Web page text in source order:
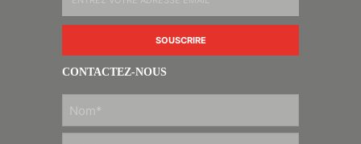
CONTACTEZ-NOUS
PRÉNOM